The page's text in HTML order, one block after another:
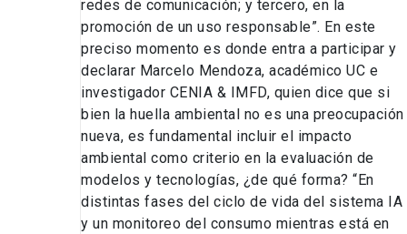
redes de comunicación; y tercero, en la
promoción de un uso responsable”. En este
preciso momento es donde entra a participar y
declarar Marcelo Mendoza, académico UC e
investigador CENIA & IMFD, quien dice que si
bien la huella ambiental no es una preocupación
nueva, es fundamental incluir el impacto
ambiental como criterio en la evaluación de
modelos y tecnologías, ¿de qué forma? “En
distintas fases del ciclo de vida del sistema IA
y un monitoreo del consumo mientras está en